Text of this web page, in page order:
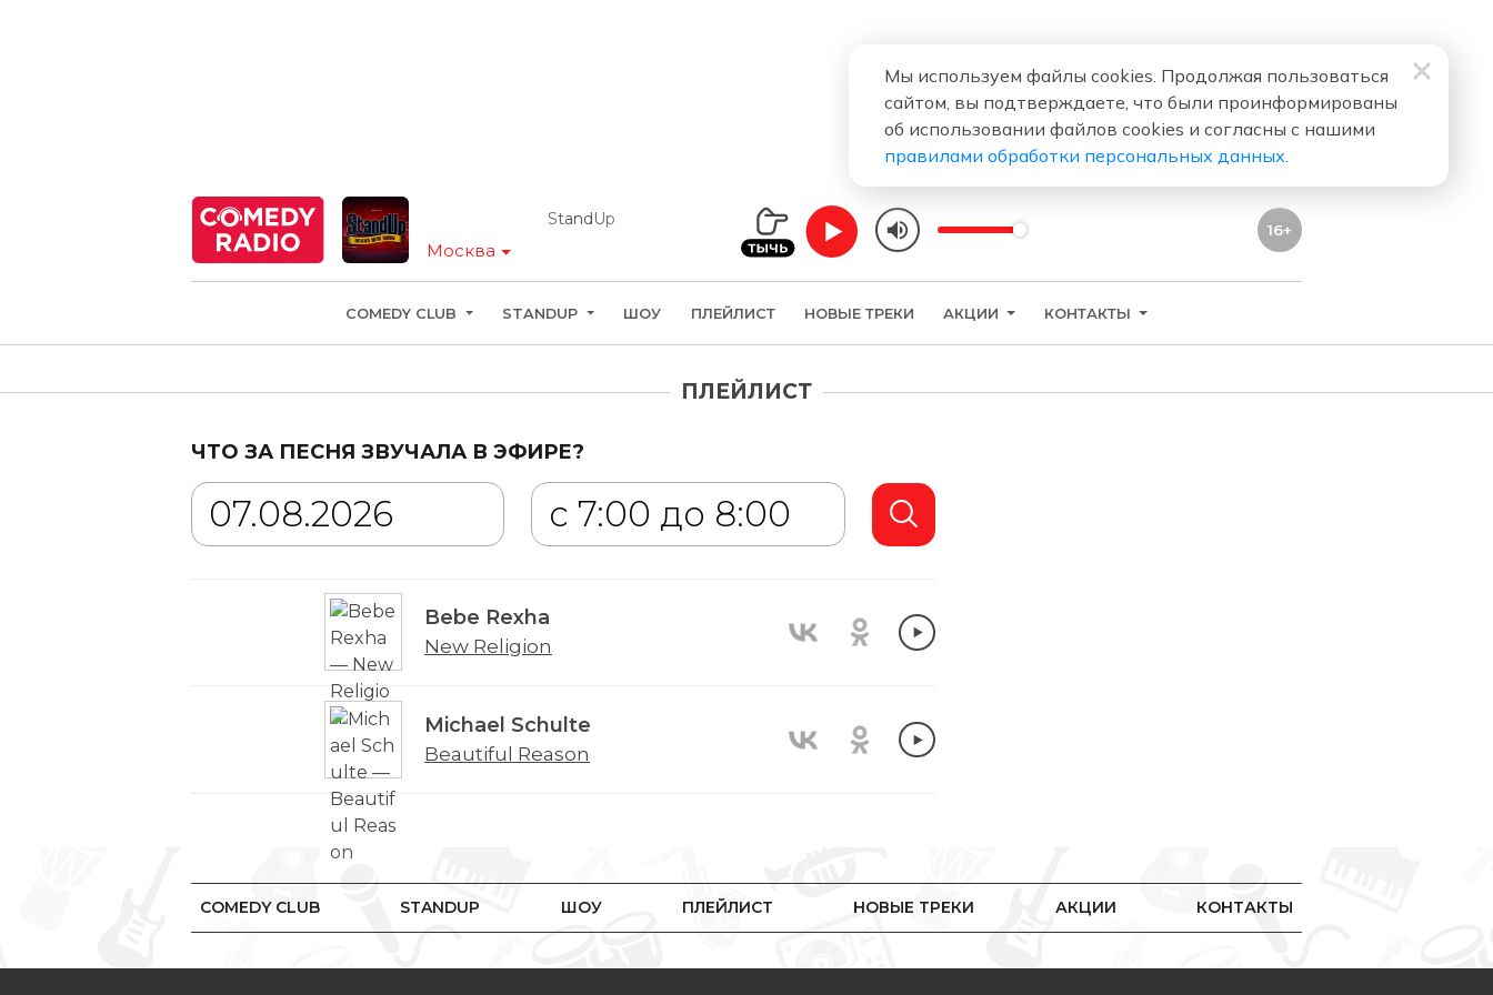
Москва
StandUp
16+
COMEDY CLUB STANDUP ШОУ ПЛЕЙЛИСТ НОВЫЕ ТРЕКИ АКЦИИ КОНТАКТЫ
ПЛЕЙЛИСТ
ЧТО ЗА ПЕСНЯ ЗВУЧАЛА В ЭФИРЕ?
Bebe Rexha
New Religion
Michael Schulte
Beautiful Reason
COMEDY CLUB STANDUP ШОУ ПЛЕЙЛИСТ НОВЫЕ ТРЕКИ АКЦИИ КОНТАКТЫ
Мы используем файлы cookies. Продолжая пользоваться
сайтом, вы подтверждаете, что были проинформированы
об использовании файлов cookies и согласны с нашими
правилами обработки персональных данных.